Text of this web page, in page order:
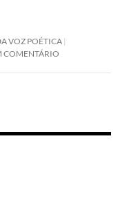
VOZ POÉTICA
COMENTÁRIO